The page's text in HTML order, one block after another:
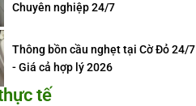
Chuyên nghiệp 24/7
Thông bồn cầu nghẹt tại Cờ Đỏ 24/7
- Giá cả hợp lý 2026
tế